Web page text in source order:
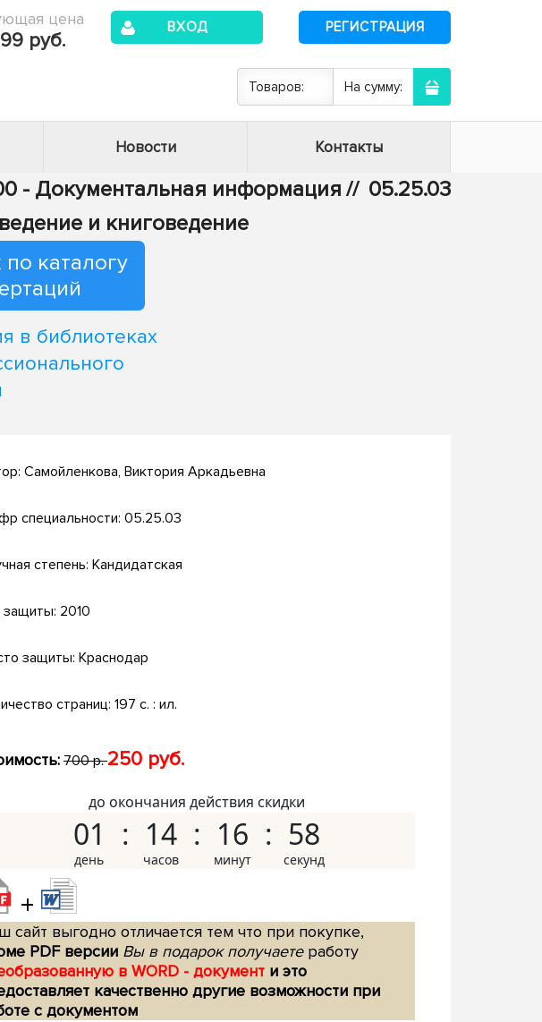
цена
руб.
ВХОД РЕГИСТРАЦИЯ
Товаров: На сумму:
Новости Контакты
- Документальная информация // 05.25.03
и книговедение
каталогу
в библиотеках
Самойленкова, Виктория Аркадьевна
специальности: 05.25.03
степень: Кандидатская
защиты: 2010
защиты: Краснодар
страниц: 197 с. : ил.
700 р.250 руб.
до окончания действия скидки
01 14 16 57
+
сайт выгодно отличается тем что при покупке,
PDF версии Вы в подарок получаетеработу
в WORD - документ и это
качественно другие возможности при
с документом